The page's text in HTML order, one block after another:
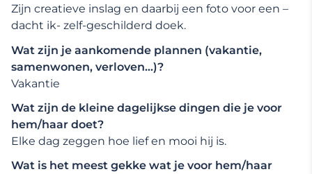
Zijn creatieve inslag en daarbij een foto voor een –
dacht ik- zelf-geschilderd doek.
Wat zijn je aankomende plannen (vakantie,
samenwonen, verloven…)?
Vakantie
Wat zijn de kleine dagelijkse dingen die je voor
hem/haar doet?
Elke dag zeggen hoe lief en mooi hij is.
Wat is het meest gekke wat je voor hem/haar